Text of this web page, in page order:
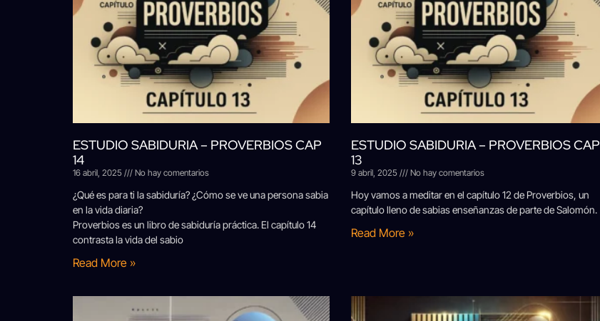
ESTUDIO SABIDURIA – PROVERBIOS CAP
14
16 abril, 2025 No hay comentarios
¿Qué es para ti la sabiduría? ¿Cómo se ve una persona sabia
en la vida diaria?
Proverbios es un libro de sabiduría práctica. El capítulo 14
contrasta la vida del sabio
Read More »
ESTUDIO SABIDURIA – PROVERBIOS CAP
13
9 abril, 2025 No hay comentarios
Hoy vamos a meditar en el capítulo 12 de Proverbios, un
capítulo lleno de sabias enseñanzas de parte de Salomón.
Read More »